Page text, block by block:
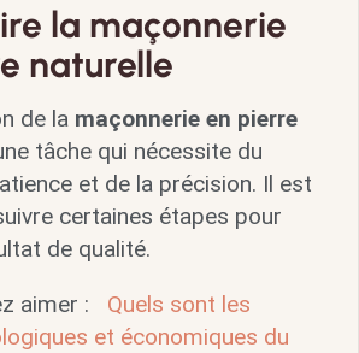
la maçonnerie
naturelle
de la maçonnerie en pierre
tâche qui nécessite du
et de la précision. Il est
certaines étapes pour
de qualité.
aimer :
Quels sont les
et économiques du